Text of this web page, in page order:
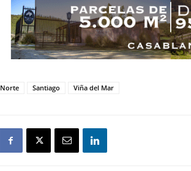
Norte Santiago Viña del Mar